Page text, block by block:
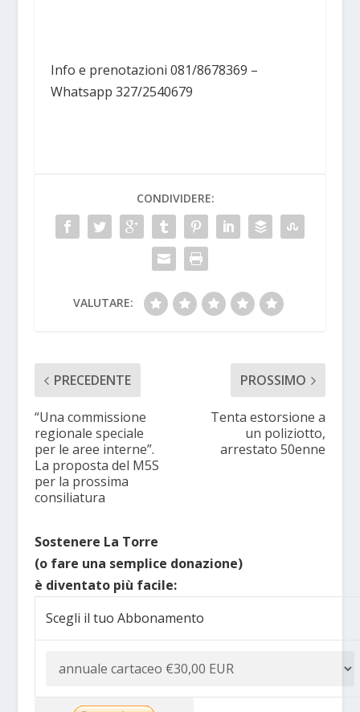
Info e prenotazioni 081/8678369 –
Whatsapp 327/2540679
CONDIVIDERE:
VALUTARE:
PRECEDENTE
“Una commissione
regionale speciale
per le aree interne”.
La proposta del M5S
per la prossima
consiliatura
PROSSIMO
Tenta estorsione a
un poliziotto,
arrestato 50enne
Sostenere La Torre
(o fare una semplice donazione)
è diventato più facile:
Scegli il tuo Abbonamento